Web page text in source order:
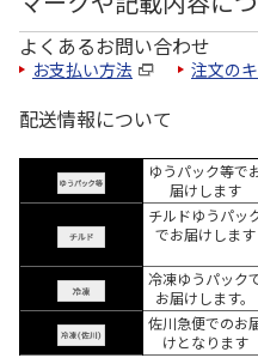
よくあるお問い合わせ
お支払い方法 注文の
配送情報について
ゆうパック等で
届けします
チルドゆうパッ
でお届けします
冷凍ゆうパック
お届けします。
佐川急便でのお
けとなります